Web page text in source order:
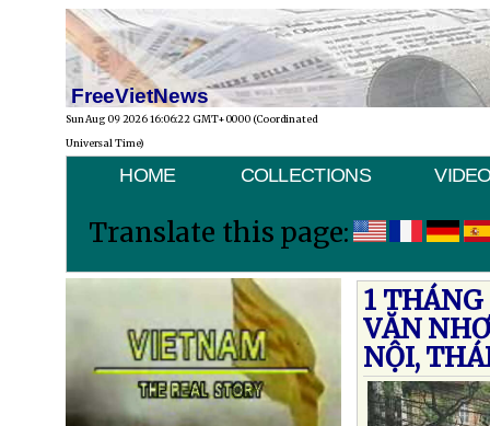
FreeVietNews
Sun Aug 09 2026 16:06:22 GMT+0000 (Coordinated
Universal Time)
HOME COLLECTIONS
Translate this page:
1
VĂN
NỘI,